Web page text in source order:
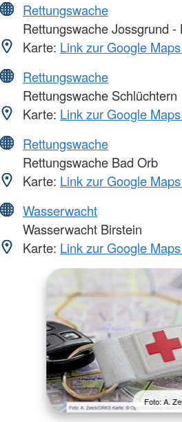
Rettungswache
Rettungswache Jossgrund -
Karte: Link zur Google
Rettungswache
Rettungswache Schlüchtern
Karte: Link zur Google
Rettungswache
Rettungswache Bad Orb
Karte: Link zur Google
Wasserwacht
Wasserwacht Birstein
Karte: Link zur Google
Foto: A.